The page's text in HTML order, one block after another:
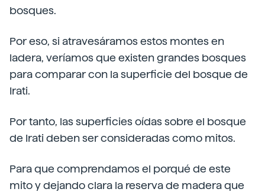
bosques.
Por eso, si atravesáramos estos montes en
ladera, veríamos que existen grandes bosques
para comparar con la superficie del bosque de
Irati.
Por tanto, las superficies oídas sobre el bosque
de Irati deben ser consideradas como mitos.
Para que comprendamos el porqué de este
mito y dejando clara la reserva de madera que